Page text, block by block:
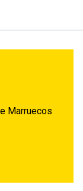
Marruecos